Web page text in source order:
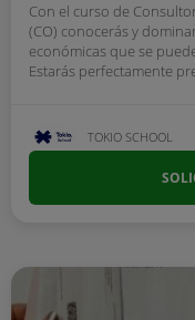
Con el curso de
(CO) conocerás y
económicas que se
Estarás perfectamente
TOKIO SCHOOL